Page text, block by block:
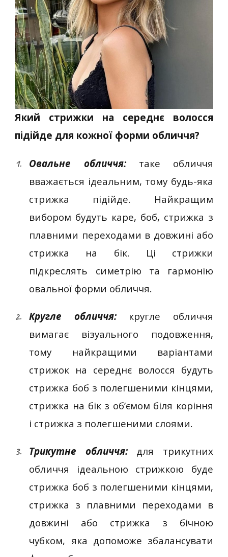
Який стрижки на середнє волосся
підійде для кожної форми обличчя?
Овальне обличчя:таке обличчя
вважається ідеальним, тому будь-яка
стрижка підійде. Найкращим
вибором будуть каре, боб, стрижка з
плавними переходами в довжині або
стрижка на бік. Ці стрижки
підкреслять симетрію та гармонію
овальної форми обличчя.
Кругле обличчя:кругле обличчя
вимагає візуального подовження,
тому найкращими варіантами
стрижок на середнє волосся будуть
стрижка боб з полегшеними кінцями,
стрижка на бік з об’ємом біля коріння
і стрижка з полегшеними слоями.
Трикутне обличчя:для трикутних
обличчя ідеальною стрижкою буде
стрижка боб з полегшеними кінцями,
стрижка з плавними переходами в
довжині або стрижка з бічною
чубком, яка допоможе збалансувати